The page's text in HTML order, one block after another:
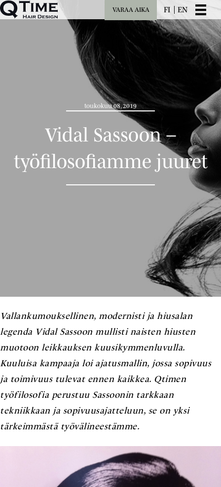
VARAA AIKA FI EN
toukokuu 08, 2019
Vidal Sassoon –
työfilosofiamme juuret
Vallankumouksellinen, modernisti ja hiusalan
legenda Vidal Sassoon mullisti naisten hiusten
muotoon leikkauksen kuusikymmenluvulla.
Kuuluisa kampaaja loi ajatusmallin, jossa sopivuus
ja toimivuus tulevat ennen kaikkea. Qtimen
työfilosofia perustuu Sassoonin tarkkaan
tekniikkaan ja sopivuusajatteluun, se on yksi
tärkeimmästä työvälineestämme.